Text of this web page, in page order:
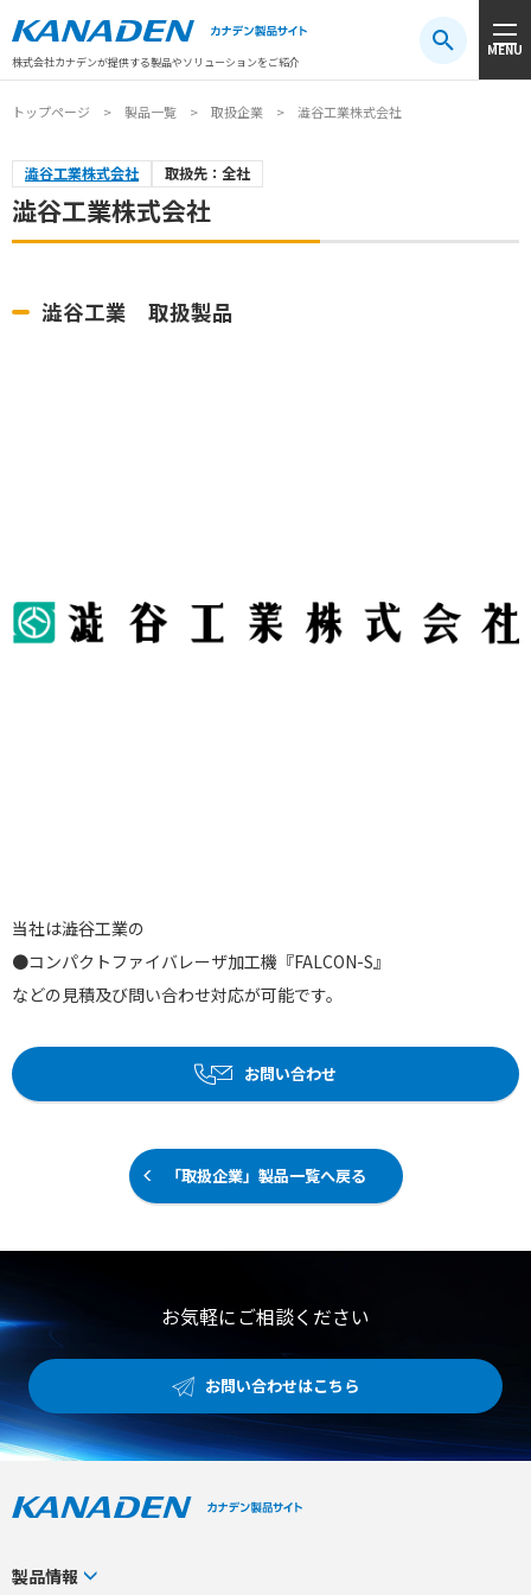
株式会社カナデンが提供する製品やソリューションをご紹介
MENU
注目キーワード#振動センサ#AGV #防爆#アシストスーツ
トップページ 製品一覧 取扱企業 澁谷工業株式会社
澁谷工業株式会社 取扱先：全社
澁谷工業株式会社
澁谷工業 取扱製品
当社は澁谷工業の
●コンパクトファイバレーザ加工機『FALCON-S』
などの見積及び問い合わせ対応が可能です。
お問い合わせ
「取扱企業」製品一覧へ戻る
お気軽にご相談ください
お問い合わせはこちら
製品情報